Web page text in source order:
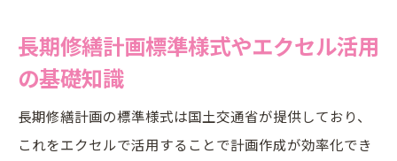
い方
ガイドライン改定に強い長期修繕計画の作成法
解説
長期修繕計画標準様式やエクセル活用
の基礎知識
長期修繕計画の標準様式は国土交通省が提供しており、
これをエクセルで活用することで計画作成が効率化でき